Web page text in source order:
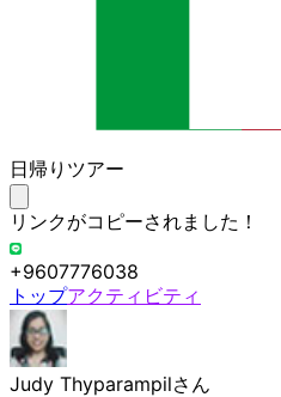
日帰りツアー
リンクがコピーされました！
+9607776038
トップアクティビティ
Judy Thyparampilさん